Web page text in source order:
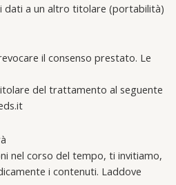
a un altro titolare (portabilità)
il consenso prestato. Le
del trattamento al seguente
nel corso del tempo, ti invitiamo,
i contenuti. Laddove